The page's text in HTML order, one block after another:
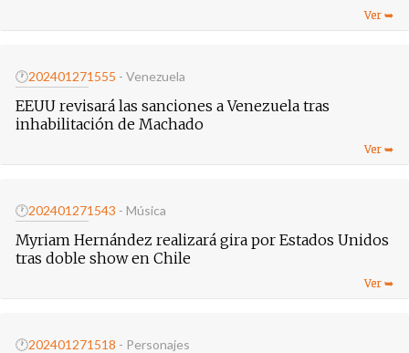
🕐202401271555 - Venezuela
EEUU revisará las sanciones a Venezuela tras
inhabilitación de Machado
🕐202401271543 - Música
Myriam Hernández realizará gira por Estados Unidos
tras doble show en Chile
🕐202401271518 - Personajes